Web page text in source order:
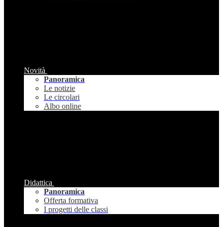
Novità
Panoramica
Le notizie
Le circolari
Albo online
Didattica
Panoramica
Offerta formativa
I progetti delle classi